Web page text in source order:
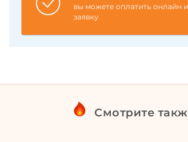
вы можете оплатить онлайн
заявку
Смотрите